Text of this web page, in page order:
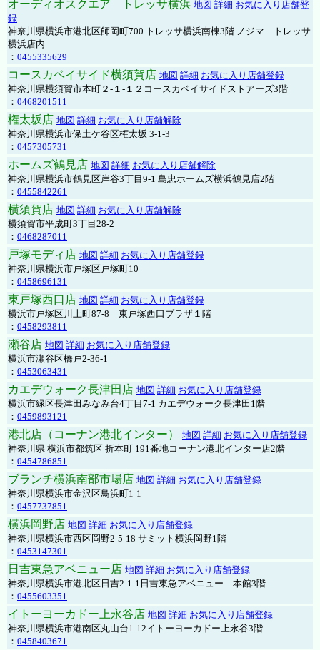
オーディオスクエア トレッサ横浜 地図 詳細 お気に入り店舗登
録
神奈川県横浜市港北区師岡町700 トレッサ横浜南棟3階 ノジマ トレッサ
横浜店内
： 0455335629
コースカベイサイド横須賀店 地図 詳細 お気に入り店舗登録
神奈川県横須賀市本町２-１-１２コースカベイサイドストアーズ3階
： 0468201511
権太坂店 地図 詳細 お気に入り店舗解除
神奈川県横浜市保土ケ谷区権太坂 3-1-3
： 0457305731
ホームズ鶴見店 地図 詳細 お気に入り店舗解除
神奈川県横浜市鶴見区岸谷3丁目9-1 島忠ホームズ横浜鶴見店2階
： 0455842261
横須賀店 地図 詳細 お気に入り店舗解除
横須賀市平成町3丁目28-2
： 0468287011
戸塚モディ店 地図 詳細 お気に入り店舗登録
神奈川県横浜市戸塚区戸塚町10
： 0458696131
東戸塚西口店 地図 詳細 お気に入り店舗登録
横浜市戸塚区川上町87-8 東戸塚西口プラザ１階
： 0458293811
瀬谷店 地図 詳細 お気に入り店舗登録
横浜市瀬谷区橋戸2-36-1
： 0453063431
カエデウォーク長津田店 地図 詳細 お気に入り店舗登録
横浜市緑区長津田みなみ台4丁目7-1 カエデウォーク長津田1階
： 0459893121
港北店（コーナン港北インター） 地図 詳細 お気に入り店舗登録
神奈川県 横浜市都筑区 折本町 191番地コーナン港北インター店2階
： 0454786851
ブランチ横浜南部市場店 地図 詳細 お気に入り店舗登録
神奈川県横浜市金沢区鳥浜町1-1
： 0457737851
横浜岡野店 地図 詳細 お気に入り店舗登録
神奈川県横浜市西区岡野2-5-18 サミット横浜岡野1階
： 0453147301
日吉東急アベニュー店 地図 詳細 お気に入り店舗登録
神奈川県横浜市港北区日吉2-1-1日吉東急アベニュー 本館3階
： 0455603351
イトーヨーカドー上永谷店 地図 詳細 お気に入り店舗登録
神奈川県横浜市港南区丸山台1-12イトーヨーカドー上永谷3階
： 0458403671